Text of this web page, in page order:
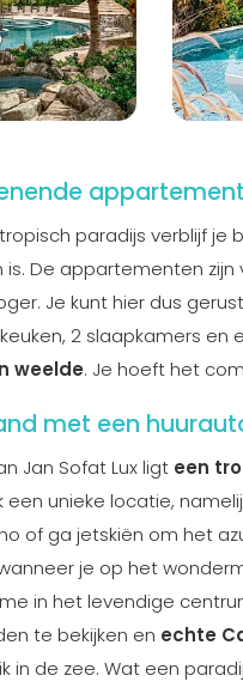
paradijs verblijf je
is. De appartementen
Je kunt hier dus
2 slaapkamers
weelde. Je hoeft het
met een
Jan Sofat Lux ligt een
een unieke locatie,
of ga jetskiën om het
je op het
in het levendige
te bekijken en echte
in de zee. Wat een